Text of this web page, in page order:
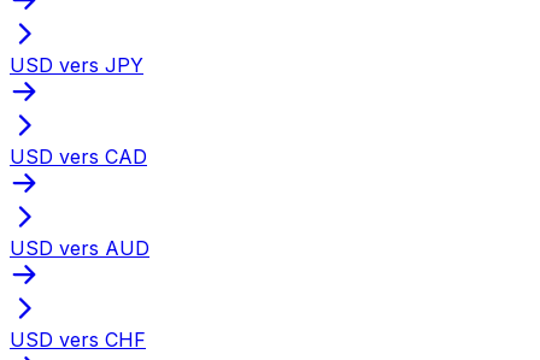
USD vers JPY
USD vers CAD
USD vers AUD
USD vers CHF